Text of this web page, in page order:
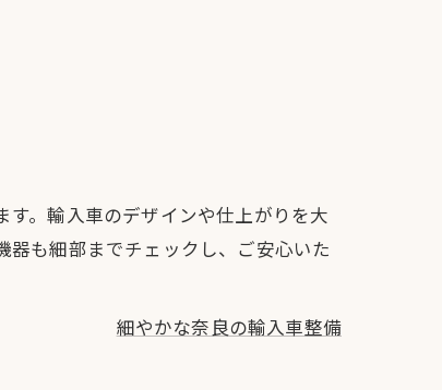
。輸入車のデザインや仕上がりを大
も細部までチェックし、ご安心いた
細やかな奈良の輸入車整備